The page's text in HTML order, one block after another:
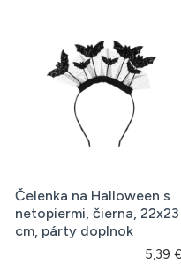
Čelenka na Halloween s
netopiermi, čierna, 22x23
cm, párty doplnok
5,39